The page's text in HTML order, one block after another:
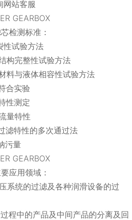
网站客服
GEARBOX
检测标准：
性试验方法
构完整性试验方法
料与液体相容性试验方法
合实验
性测定
量特性
滤特性的多次通过法
污量
GEARBOX
应用领域：
系统的过滤及各种润滑设备的过
程中的产品及中间产品的分离及回